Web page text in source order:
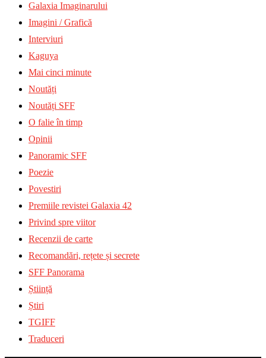
Galaxia Imaginarului
Imagini / Grafică
Interviuri
Kaguya
Mai cinci minute
Noutăți
Noutăți SFF
O falie în timp
Opinii
Panoramic SFF
Poezie
Povestiri
Premiile revistei Galaxia 42
Privind spre viitor
Recenzii de carte
Recomandări, rețete și secrete
SFF Panorama
Știință
Știri
TGIFF
Traduceri